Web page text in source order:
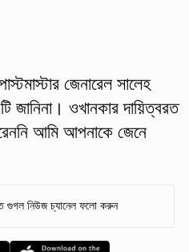
জেনারেল সালেহ
ওখানকার দায়িত্বরত
আমি আপনাকে জেনে
গুগল নিউজ চ্যানেল ফলো করুন